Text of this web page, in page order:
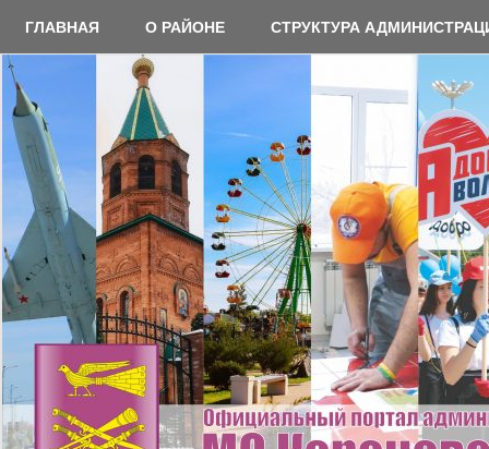
содержимому
ГЛАВНАЯ О РАЙОНЕ СТРУКТУРА